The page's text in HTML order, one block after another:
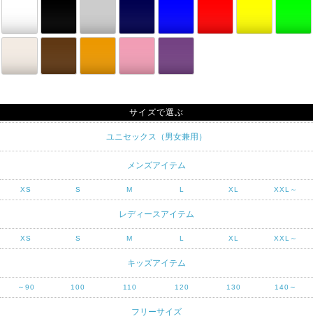
サイズで選ぶ
ユニセックス（男女兼用）
メンズアイテム
XS S M L XL XXL～
レディースアイテム
XS S M L XL XXL～
キッズアイテム
～90 100 110 120 130 140～
フリーサイズ